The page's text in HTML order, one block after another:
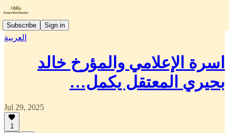
Subscribe Sign in
العربية
اسرة الإعلامي والمؤرخ خالد
بحيري المعتقل يكمل…
Jul 29, 2025
1